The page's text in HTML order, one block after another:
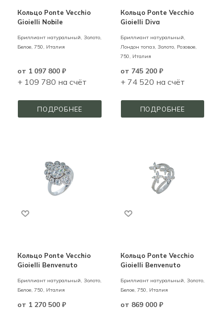
Кольцо Ponte Vecchio
Gioielli Nobile
Бриллиант натуральный, Золото,
Белое, 750, Италия
от 1 097 800 ₽
+ 109 780 на счёт
ПОДРОБНЕЕ
Кольцо Ponte Vecchio
Gioielli Diva
Бриллиант натуральный,
Лондон топаз, Золото, Розовое,
750, Италия
от 745 200 ₽
+ 74 520 на счёт
ПОДРОБНЕЕ
Кольцо Ponte Vecchio
Gioielli Benvenuto
Бриллиант натуральный, Золото,
Белое, 750, Италия
от 1 270 500 ₽
Кольцо Ponte Vecchio
Gioielli Benvenuto
Бриллиант натуральный, Золото,
Белое, 750, Италия
от 869 000 ₽